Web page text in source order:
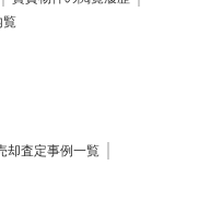
覧
却査定事例一覧